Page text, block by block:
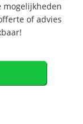
mogelijkheden
of advies